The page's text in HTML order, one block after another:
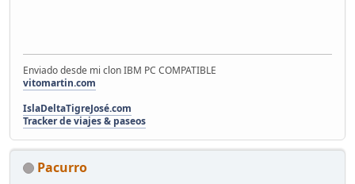
Enviado desde mi clon IBM PC COMPATIBLE
vitomartin.com
IslaDeltaTigreJosé.com
Tracker de viajes & paseos
Pacurro